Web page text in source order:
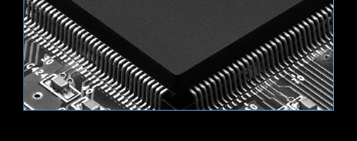
Abonnement kündigen, um an diesem Angebot
teilnehmen zu können. Wichtige Informationen zu
Abonnement, Preisgestaltung und Angebot findest du
in der NortonLifeLock-Lizenz- und
Servicevereinbarung. NortonLifeLock Produkt- und
Service-Datenschutzhinweise.